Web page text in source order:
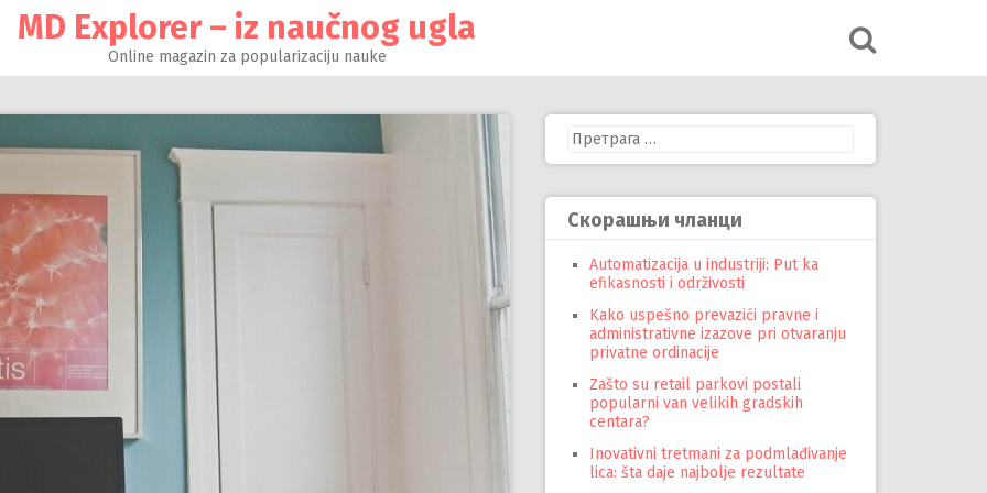
MD Explorer – iz naučnog ugla
Online magazin za popularizaciju nauke
Претрага
за:
Скорашњи чланци
Automatizacija u industriji: Put ka
efikasnosti i održivosti
Kako uspešno prevazići pravne i
administrativne izazove pri otvaranju
privatne ordinacije
Zašto su retail parkovi postali
popularni van velikih gradskih
centara?
Inovativni tretmani za podmlađivanje
lica: šta daje najbolje rezultate